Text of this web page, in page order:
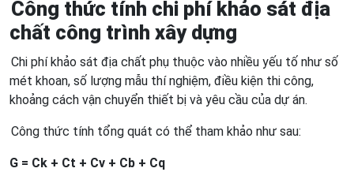
Công thức tính chi phí khảo sát địa
chất công trình xây dựng
Chi phí khảo sát địa chất phụ thuộc vào nhiều yếu tố như số
mét khoan, số lượng mẫu thí nghiệm, điều kiện thi công,
khoảng cách vận chuyển thiết bị và yêu cầu của dự án.
Công thức tính tổng quát có thể tham khảo như sau:
G = Ck + Ct + Cv + Cb + Cq